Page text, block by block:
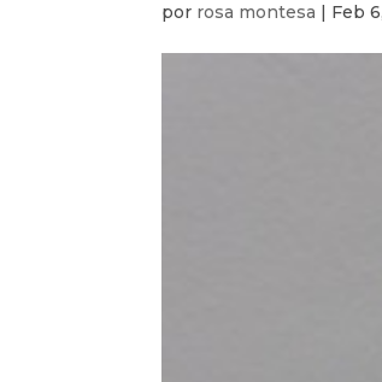
por rosa montesa | Feb